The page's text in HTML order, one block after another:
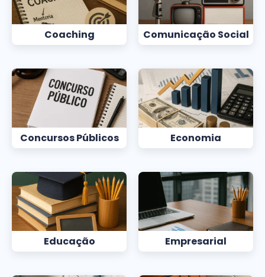
Coaching Comunicação Social
Concursos Públicos Economia
Educação Empresarial